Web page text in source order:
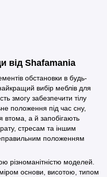
від Shafamania
обстановки в будь-
вибір меблів для
змогу забезпечити тілу
положення під час сну,
втома, а й запобігають
стресам та іншим
положенням
різноманітністю моделей.
основи, висотою, типом